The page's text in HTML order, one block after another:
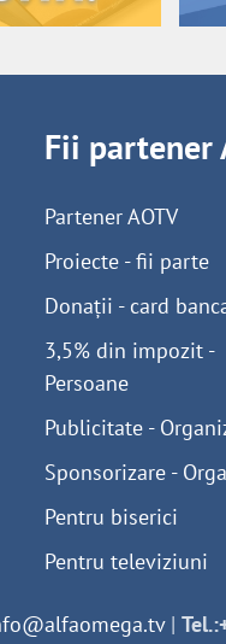
Fii partener
Partener AOTV
Proiecte - fii parte
Donații - card
3,5% din impozit -
Persoane
Publicitate -
Sponsorizare -
Pentru biserici
Pentru televiziuni
|